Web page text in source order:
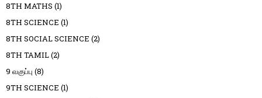
8TH MATHS (1)
8TH SCIENCE (1)
8TH SOCIAL SCIENCE (2)
8TH TAMIL(2)
9 வகுப்பு (8)
9TH SCIENCE (1)